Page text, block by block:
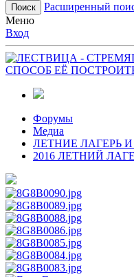
Поиск
Расширенный
Меню
Вход
Форумы
Медиа
ЛЕТНИЕ ЛАГЕРЬ
2016 ЛЕТНИЙ